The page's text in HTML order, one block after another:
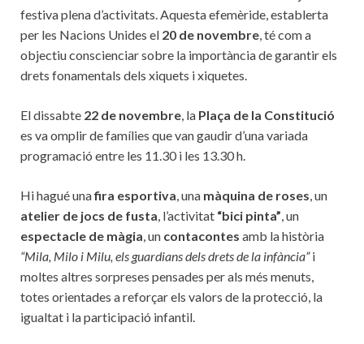
festiva plena d’activitats. Aquesta efemèride, establerta
per les Nacions Unides el 20 de novembre , té com a
objectiu conscienciar sobre la importància de garantir els
drets fonamentals dels xiquets i xiquetes.
El dissabte 22 de novembre , la Plaça de la Constitució
es va omplir de famílies que van gaudir d’una variada
programació entre les 11.30 i les 13.30 h.
Hi hagué unafira esportiva , una màquina de roses , un
atelier de jocs de fusta , l’activitat “bici pinta” , un
espectacle de màgia , un contacontes amb la història
“Mila, Milo i Milu, els guardians dels drets de la infància”i
moltes altres sorpreses pensades per als més menuts,
totes orientades a reforçar els valors de la protecció, la
igualtat i la participació infantil.